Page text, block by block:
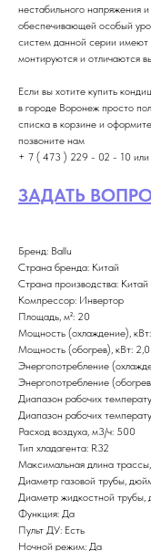
нестабильного напряжения
обеспечивающей особый
систем данной серии имеют
монтируются и отличаются
Если вы хотите купить
в городе Воронеж просто
списка в корзине и
позвоните нам
+ 7 ( 473 ) 229 - 02 - 10 или
ЗАДАТЬ
Бренд: Ballu
Страна бренда: Китай
Страна производства: Китай
Компрессор: Инвертор
Площадь, м²: 20
Мощность (охлаждение),
Мощность (обогрев), кВт:
Энергопотребление
Энергопотребление
Диапазон рабочих
Диапазон рабочих
Расход воздуха, м3/ч: 500
Тип хладагента: R32
Максимальная длина
Диаметр газовой трубы,
Диаметр жидкостной трубы,
Функция: Да
Пульт ДУ: Есть
Ночной режим: Да